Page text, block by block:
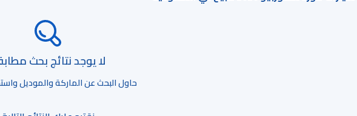
لا يوجد نتائج بحث
حاول البحث عن الماركة والموديل